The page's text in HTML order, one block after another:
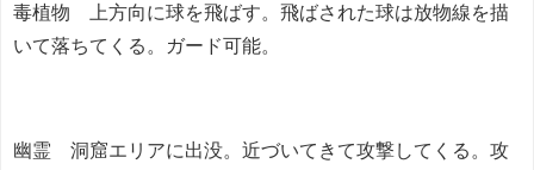
毒植物 上方向に球を飛ばす。飛ばされた球は放物線を描
いて落ちてくる。ガード可能。
幽霊 洞窟エリアに出没。近づいてきて攻撃してくる。攻